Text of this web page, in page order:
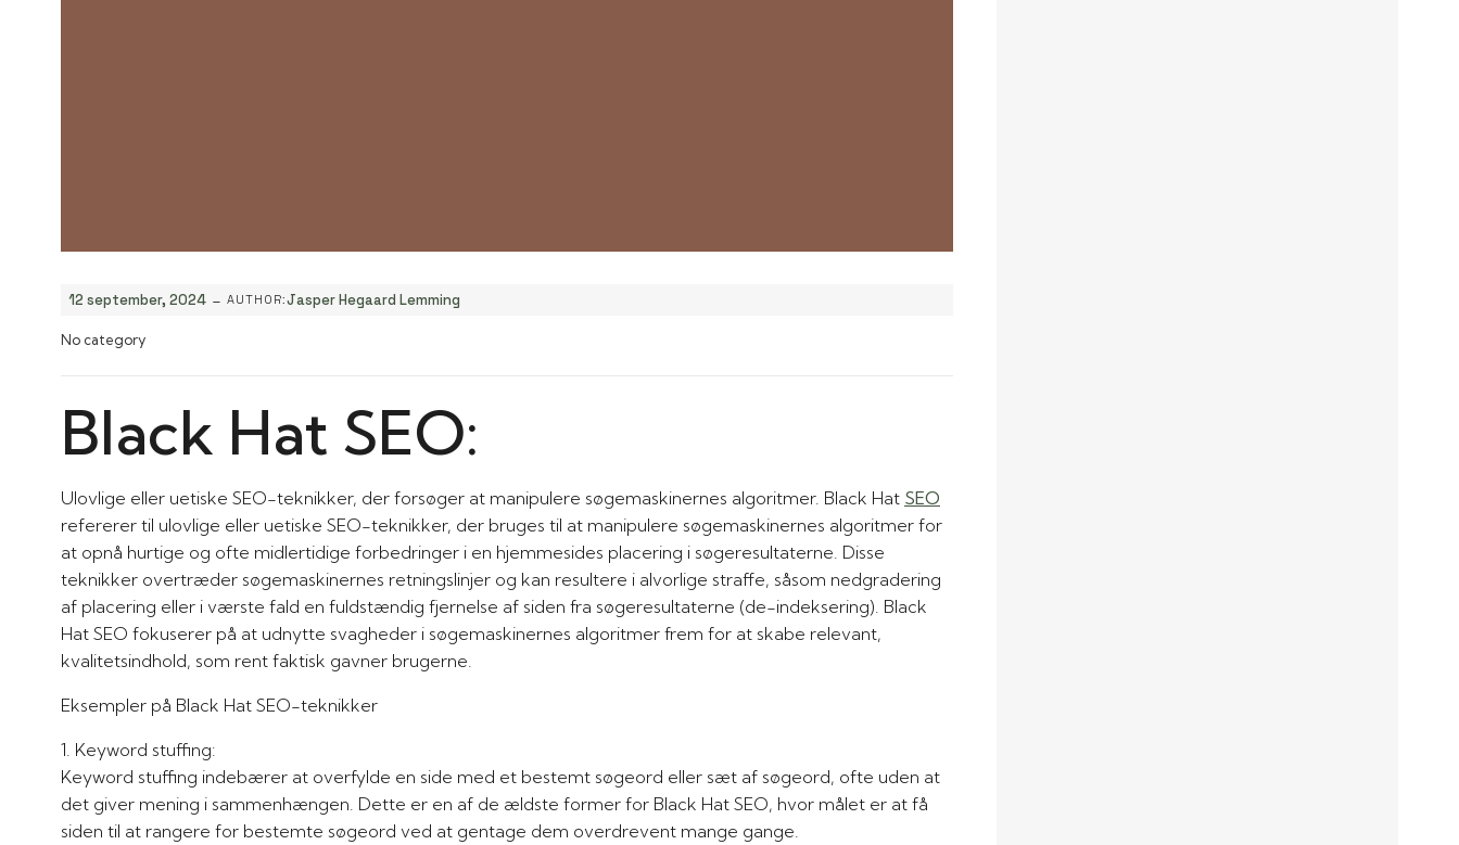
12 september, 2024 - AUTHOR:Jasper Hegaard Lemming
No category
Black Hat SEO:
Ulovlige eller uetiske SEO-teknikker, der forsøger at manipulere søgemaskinernes algoritmer. Black Hat SEO
refererer til ulovlige eller uetiske SEO-teknikker, der bruges til at manipulere søgemaskinernes algoritmer for
at opnå hurtige og ofte midlertidige forbedringer i en hjemmesides placering i søgeresultaterne. Disse
teknikker overtræder søgemaskinernes retningslinjer og kan resultere i alvorlige straffe, såsom nedgradering
af placering eller i værste fald en fuldstændig fjernelse af siden fra søgeresultaterne (de-indeksering). Black
Hat SEO fokuserer på at udnytte svagheder i søgemaskinernes algoritmer frem for at skabe relevant,
kvalitetsindhold, som rent faktisk gavner brugerne.
Eksempler på Black Hat SEO-teknikker
1. Keyword stuffing:
Keyword stuffing indebærer at overfylde en side med et bestemt søgeord eller sæt af søgeord, ofte uden at
det giver mening i sammenhængen. Dette er en af de ældste former for Black Hat SEO, hvor målet er at få
siden til at rangere for bestemte søgeord ved at gentage dem overdrevent mange gange.